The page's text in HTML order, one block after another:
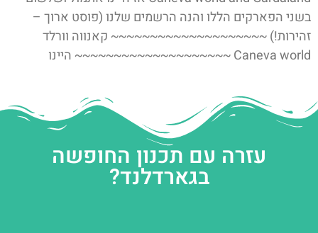
בשני הפארקים הללו והנה הרשמים שלנו (פוסט ארוך –
זהירות!) ~~~~~~~~~~~~~~~~~~~~ קאנווה וורלד
Caneva world ~~~~~~~~~~~~~~~~~~~~ היינו
עזרה עם תכנון החופשה
בגארדלנד?